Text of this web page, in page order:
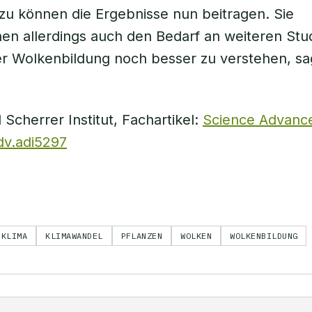
können die Ergebnisse nun beitragen. Sie
allerdings auch den Bedarf an weiteren
Wolkenbildung noch besser zu verstehen,
Scherrer Institut, Fachartikel: Science
KLIMA KLIMAWANDEL PFLANZEN WOLKEN WOLKENBILDUNG